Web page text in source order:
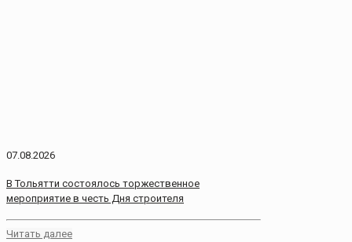
07.08.2026
В Тольятти состоялось торжественное
мероприятие в честь Дня строителя
Читать далее